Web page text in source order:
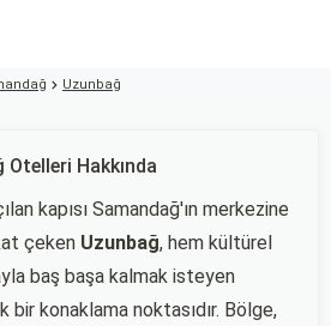
Uzunbağ
Hakkında
kapısı Samandağ'ın merkezine
çeken Uzunbağ, hem kültürel
baş başa kalmak isteyen
konaklama noktasıdır. Bölge,